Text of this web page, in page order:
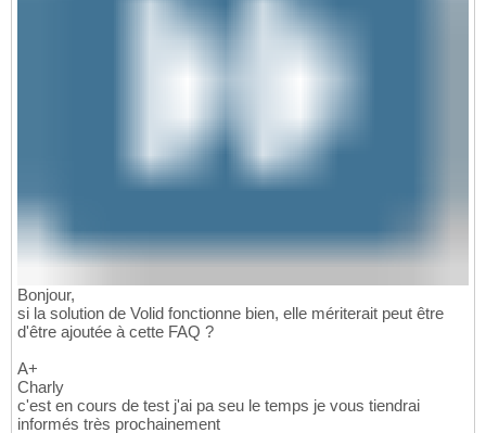
Bonjour,
si la solution de Volid fonctionne bien, elle mériterait peut être
d'être ajoutée à cette FAQ ?
A+
Charly
c'est en cours de test j'ai pa seu le temps je vous tiendrai
informés très prochainement